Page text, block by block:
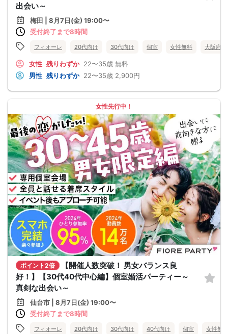
出会い～
梅田 | 8月7日(金) 19:00〜
受付終了まで8時間
フィオーレ 20代向け 30代向け 個室 女性無料 大阪府
女性 残りわずか 22〜35歳 無料
男性 残りわずか 22〜35歳 2,900円
女性先行中！
ポイント2倍
【開催人数突破！ 男女バランス良
好！】【30代40代中心編】個室婚活パーティー～
真剣な出会い～
仙台市 | 8月7日(金) 19:00〜
受付終了まで8時間
フィオーレ 20代向け 30代向け 40代向け 個室 女性無料